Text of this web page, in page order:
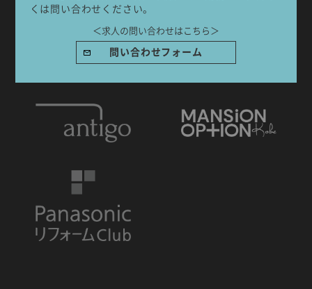
くは問い合わせください。
＜求人の問い合わせはこちら＞
問い合わせフォーム
IDA DESIGN by 株式会社 IDA Company
兵庫県神戸市灘区水道筋6丁目7番18号 NK103ビル1F